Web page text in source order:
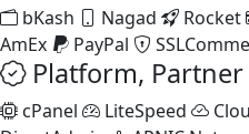
bKash Nagad Rocket
AmEx
PayPal
Platform, Partner
cPanel LiteSpeed